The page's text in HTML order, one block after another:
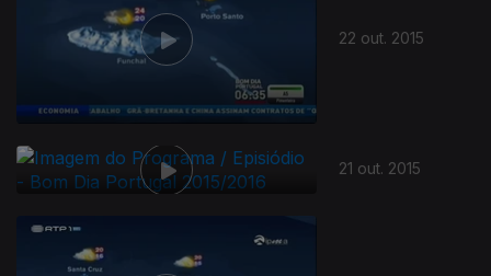
22 out. 2015
21 out. 2015